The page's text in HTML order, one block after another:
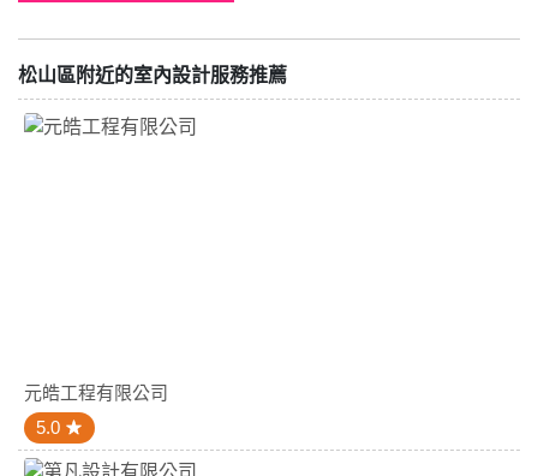
松山區附近的室內設計服務推薦
元皓工程有限公司
5.0